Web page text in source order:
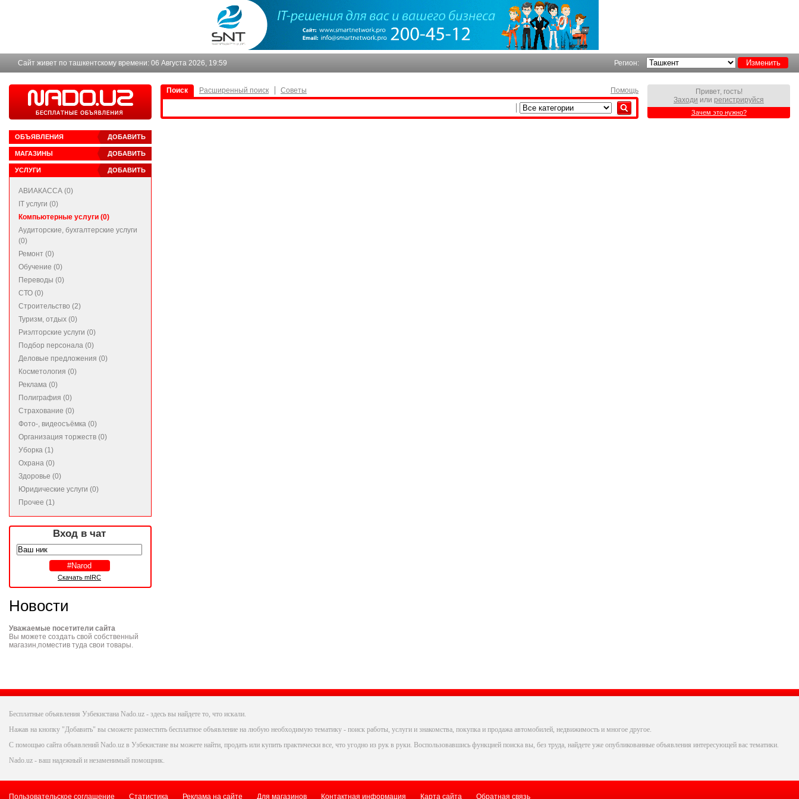
Сайт живет по ташкентскому времени: 06 Августа 2026, 19:59 Регион:
ДОБАВИТЬ
ОБЪЯВЛЕНИЯ
ДОБАВИТЬ
МАГАЗИНЫ
ДОБАВИТЬ
УСЛУГИ
АВИАКАССА (0)
IT услуги (0)
Компьютерные услуги (0)
Аудиторские, бухгалтерские услуги
(0)
Ремонт (0)
Обучение (0)
Переводы (0)
СТО (0)
Строительство (2)
Туризм, отдых (0)
Риэлторские услуги (0)
Подбор персонала (0)
Деловые предложения (0)
Косметология (0)
Реклама (0)
Полиграфия (0)
Страхование (0)
Фото-, видеосъёмка (0)
Организация торжеств (0)
Уборка (1)
Охрана (0)
Здоровье (0)
Юридические услуги (0)
Прочее (1)
Вход в чат
Скачать mIRC
Новости
Уважаемые посетители сайта
Вы можете создать свой собственный
магазин,поместив туда свои товары.
Привет, гость!
Заходи или регистрируйся
Зачем это нужно?
Поиск Расширенный поиск Советы Помощь
Бесплатные объявления Узбекистана Nado.uz - здесь вы найдете то, что искали.
Нажав на кнопку "Добавить" вы сможете разместить бесплатное объявление на любую необходимую тематику - поиск работы, услуги и знакомства, покупка и продажа автомобилей, недвижимость и многое другое.
С помощью сайта объявлений Nado.uz в Узбекистане вы можете найти, продать или купить практически все, что угодно из рук в руки. Воспользовавшись функцией поиска вы, без труда, найдете уже опубликованные объявления интересующей вас тематики.
Nado.uz - ваш надежный и незаменимый помощник.
Пользовательское соглашение Статистика Реклама на сайте Для магазинов Контактная информация Карта сайта Обратная связь